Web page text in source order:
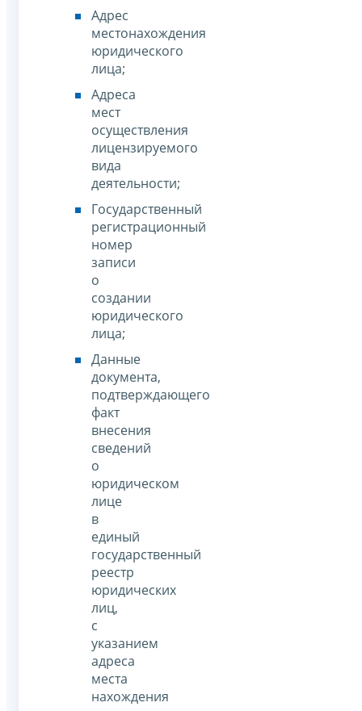
Адрес
местонахождения
юридического
лица;
Адреса
мест
осуществления
лицензируемого
вида
деятельности;
Государственный
регистрационный
номер
записи
о
создании
юридического
лица;
Данные
документа,
подтверждающего
факт
внесения
сведений
о
юридическом
лице
в
единый
государственный
реестр
юридических
лиц,
с
указанием
адреса
места
нахождения